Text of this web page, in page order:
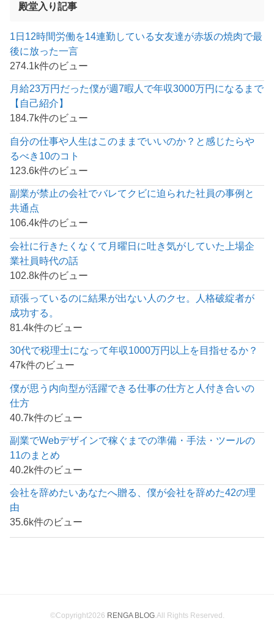
殿堂入り記事
1日12時間労働を14連勤している女友達が赤坂の焼肉で最
後に放った一言
274.1k件のビュー
月給23万円だった僕が週7暇人で年収3000万円になるまで
【自己紹介】
184.7k件のビュー
自分の仕事や人生はこのままでいいのか？と感じたらや
るべき10のコト
123.6k件のビュー
副業が禁止の会社でバレてクビに迫られた社員の事例と
共通点
106.4k件のビュー
会社に行きたくなくて月曜日に吐き気がしていた上場企
業社員時代の話
102.8k件のビュー
頑張っているのに結果が出ない人のクセ。人格破綻者が
成功する。
81.4k件のビュー
30代で税理士になって年収1000万円以上を目指せるか？
47k件のビュー
僕が思う内向型が活躍できる仕事の仕方と人付き合いの
仕方
40.7k件のビュー
副業でWebデザインで稼ぐまでの準備・手法・ツールの
11のまとめ
40.2k件のビュー
会社を辞めたいあなたへ贈る、僕が会社を辞めた42の理
由
35.6k件のビュー
©Copyright2026 RENGA BLOG.All Rights Reserved.